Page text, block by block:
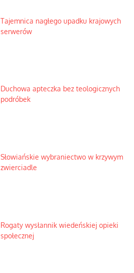
Tajemnica nagłego upadku krajowych
serwerów
Duchowa apteczka bez teologicznych
podróbek
Słowiańskie wybraniectwo w krzywym
zwierciadle
Rogaty wysłannik wiedeńskiej opieki
społecznej